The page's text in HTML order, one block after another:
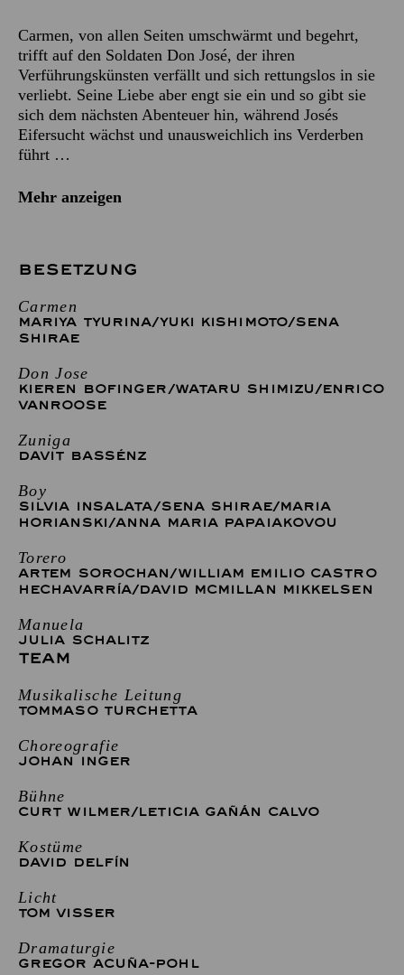
Carmen, von allen Seiten umschwärmt und begehrt,
trifft auf den Soldaten Don José, der ihren
Verführungskünsten verfällt und sich rettungslos in sie
verliebt. Seine Liebe aber engt sie ein und so gibt sie
sich dem nächsten Abenteuer hin, während Josés
Eifersucht wächst und unausweichlich ins Verderben
führt …
Mehr anzeigen
BESETZUNG
Carmen
MARIYA TYURINA/YUKI KISHIMOTO/SENA
SHIRAE
Don Jose
KIEREN BOFINGER/WATARU SHIMIZU/ENRICO
VANROOSE
Zuniga
DAVIT BASSÉNZ
Boy
SILVIA INSALATA/SENA SHIRAE/MARIA
HORIANSKI/ANNA MARIA PAPAIAKOVOU
Torero
ARTEM SOROCHAN/WILLIAM EMILIO CASTRO
HECHAVARRÍA/DAVID MCMILLAN MIKKELSEN
Manuela
JULIA SCHALITZ
TEAM
Musikalische Leitung
TOMMASO TURCHETTA
Choreografie
JOHAN INGER
Bühne
CURT WILMER/LETICIA GAÑÁN CALVO
Kostüme
DAVID DELFÍN
Licht
TOM VISSER
Dramaturgie
GREGOR ACUÑA-POHL